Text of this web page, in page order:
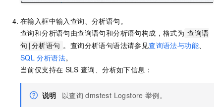
在输入框中输入查询、分析语句。
查询和分析语句由查询语句和分析语句构成，格式为 查询语
句|分析语句 。查询分析语句语法请参见查询语法与功能
SQL 分析语法。
当前仅支持在 SLS 查询、分析如下信息：
说明 以查询 dmstest Logstore 举例。